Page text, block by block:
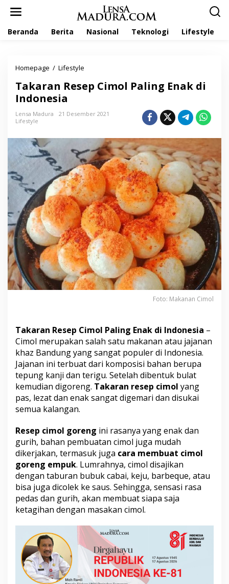
Beranda Berita Nasional Teknologi Lifestyle
Homepage / Lifestyle
k
a
s
e
p
C
i
m
o
l
P
a
l
i
n
g
E
n
i
I
n
d
o
n
s
i
Takaran Resep Cimol Paling Enak di
Indonesia
Lensa Madura
21 Desember 2021
Lifestyle
Foto: Makanan Cimol
Takaran Resep Cimol Paling Enak di Indonesia –
Cimol merupakan salah satu makanan atau jajanan
khaz Bandung yang sangat populer di Indonesia.
Jajanan ini terbuat dari komposisi bahan berupa
tepung kanji dan terigu. Setelah dibentuk bulat
kemudian digoreng. Takaran resep cimol yang
pas, lezat dan enak sangat digemari dan disukai
semua kalangan.
Resep cimol goreng ini rasanya yang enak dan
gurih, bahan pembuatan cimol juga mudah
dikerjakan, termasuk juga cara membuat cimol
goreng empuk. Lumrahnya, cimol disajikan
dengan taburan bubuk cabai, keju, barbeque, atau
bisa juga dicolek ke saus. Sehingga, sensasi rasa
pedas dan gurih, akan membuat siapa saja
ketagihan dengan masakan cimol.